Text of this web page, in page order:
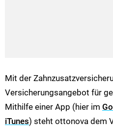
Mit der
Versicherungsangebot für
Mithilfe einer App (hier im
iTunes) steht ottonova dem